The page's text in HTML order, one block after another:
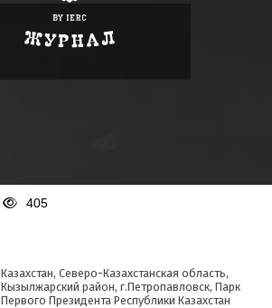
405
Казахстан, Северо-Казахстанская область,
Кызылжарский район, г.Петропавловск, Парк
Первого Президента Республики Казахстан